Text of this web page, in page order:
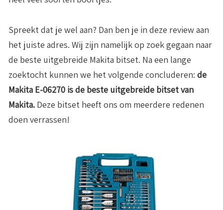
Spreekt dat je wel aan? Dan ben je in deze review aan
het juiste adres. Wij zijn namelijk op zoek gegaan naar
de beste uitgebreide Makita bitset. Na een lange
zoektocht kunnen we het volgende concluderen: de
Makita E-06270 is de beste uitgebreide bitset van
Makita. Deze bitset heeft ons om meerdere redenen
doen verrassen!